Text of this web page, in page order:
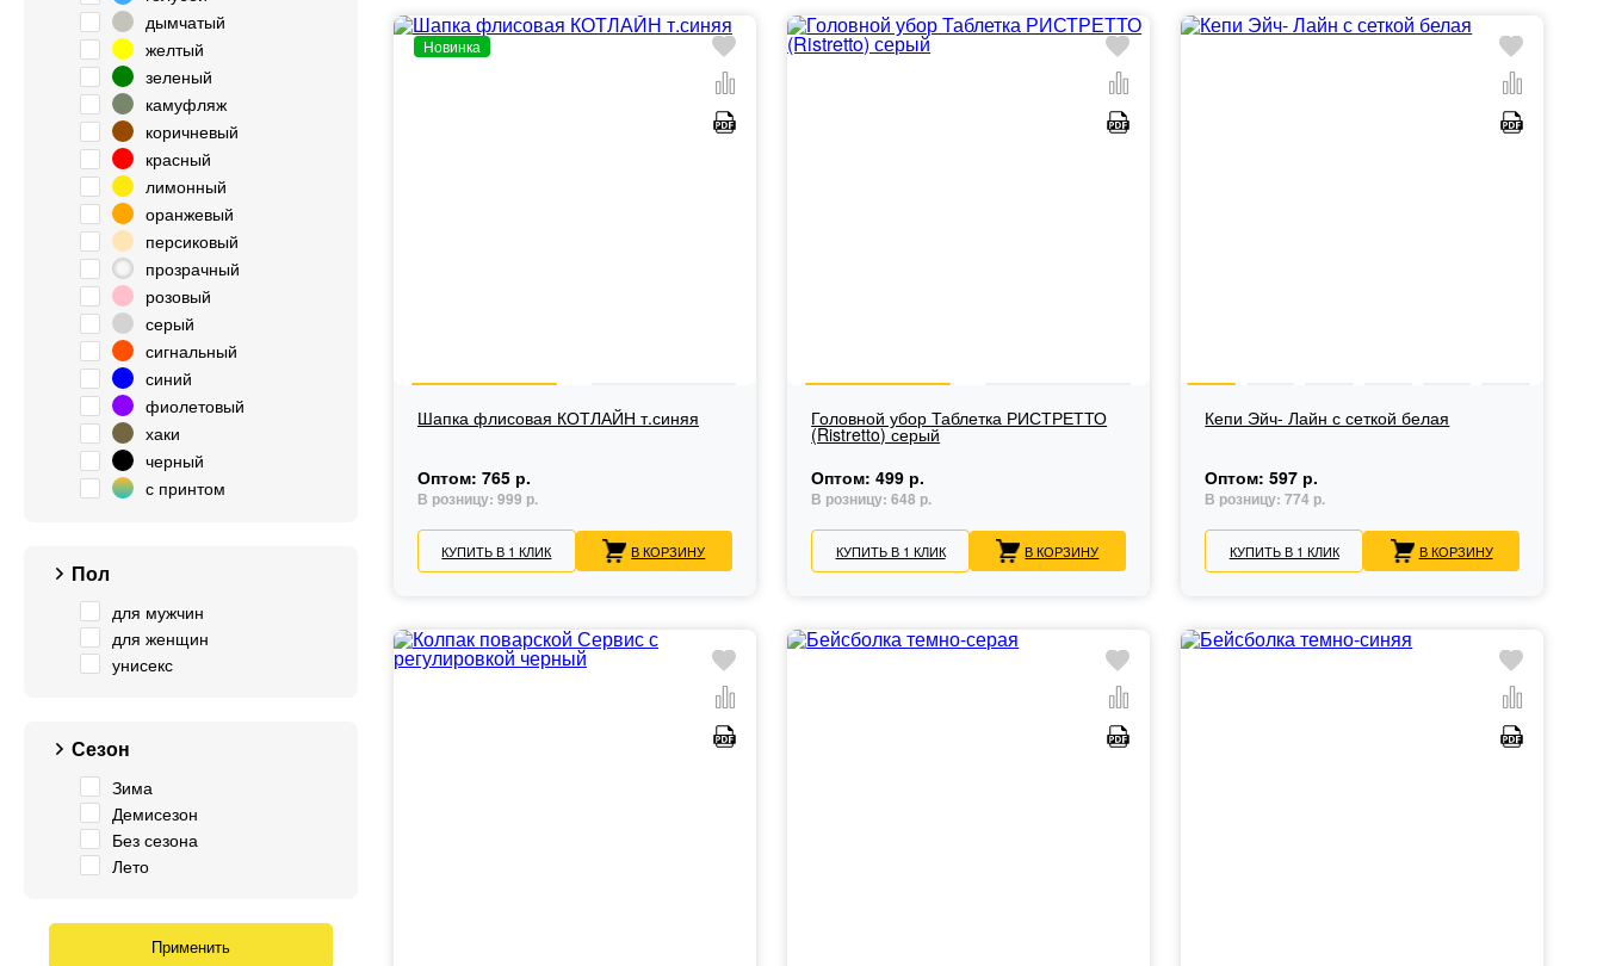
дымчатый
желтый
зеленый
камуфляж
коричневый
красный
лимонный
оранжевый
персиковый
прозрачный
розовый
серый
сигнальный
синий
фиолетовый
хаки
черный
с принтом
Пол
для мужчин
для женщин
унисекс
Сезон
Зима
Демисезон
Без сезона
Лето
Новинка
Шапка флисовая КОТЛАЙН т.синяя
Оптом: 765 р.
В розницу: 999 р.
КУПИТЬ В 1 КЛИК В КОРЗИНУ
Головной убор Таблетка РИСТРЕТТО
(Ristretto) серый
Оптом:499 р.
В розницу:648 р.
КУПИТЬ В 1 КЛИК В КОРЗИНУ
Кепи Эйч- Лайн с сеткой белая
Оптом:597 р.
В розницу:774 р.
КУПИТЬ В 1 КЛИК В КОРЗИНУ